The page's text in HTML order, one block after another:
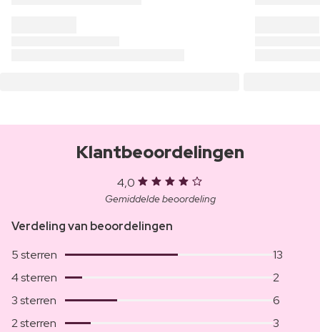
Klantbeoordelingen
4,0
Gemiddelde beoordeling
Verdeling van beoordelingen
5 sterren
13
4 sterren
2
3 sterren
6
2 sterren
3